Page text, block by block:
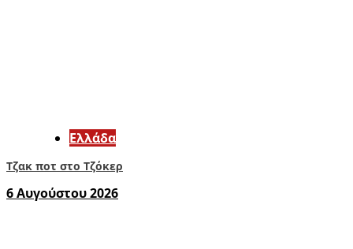
Ελλάδα
Τζακ ποτ στο Τζόκερ
6 Αυγούστου 2026